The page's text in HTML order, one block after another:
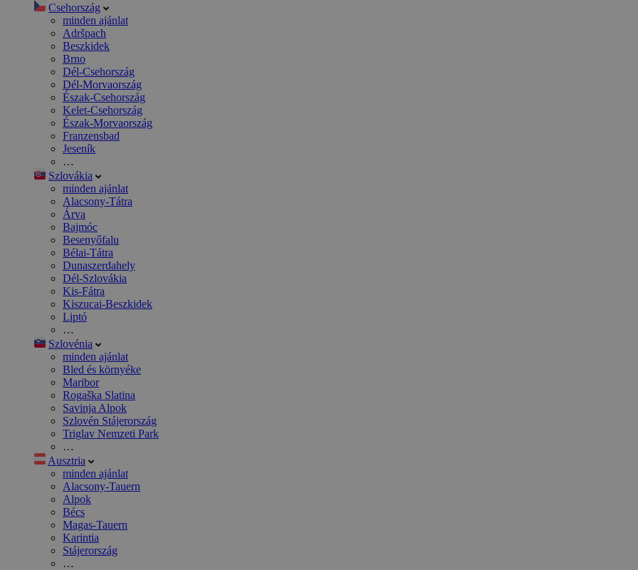
Csehország
minden ajánlat
Adršpach
Beszkidek
Brno
Dél-Csehország
Dél-Morvaország
Észak-Csehország
Kelet-Csehország
Észak-Morvaország
Franzensbad
Jeseník
…
Szlovákia
minden ajánlat
Alacsony-Tátra
Árva
Bajmóc
Besenyőfalu
Bélai-Tátra
Dunaszerdahely
Dél-Szlovákia
Kis-Fátra
Kiszucai-Beszkidek
Liptó
…
Szlovénia
minden ajánlat
Bled és környéke
Maribor
Rogaška Slatina
Savinja Alpok
Szlovén Stájerország
Triglav Nemzeti Park
…
Ausztria
minden ajánlat
Alacsony-Tauern
Alpok
Bécs
Magas-Tauern
Karintia
Stájerország
…